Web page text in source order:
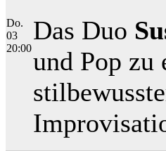
Do.
03
20:00
Das Duo
und Pop zu